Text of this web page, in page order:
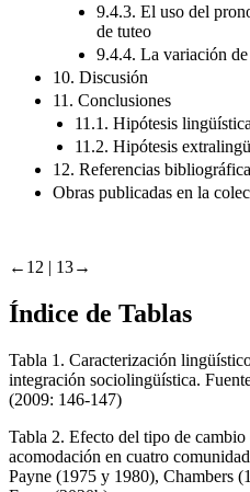
9.4.3. El uso del
de tuteo
9.4.4. La variación
10. Discusión
11. Conclusiones
11.1. Hipótesis
11.2. Hipótesis
12. Referencias
Obras publicadas en la
←12 | 13→
Índice de Tablas
Tabla 1. Caracterización
integración sociolingüística.
(2009: 146-147)
Tabla 2. Efecto del tipo de
acomodación en cuatro
Payne (1975 y 1980), Chambers